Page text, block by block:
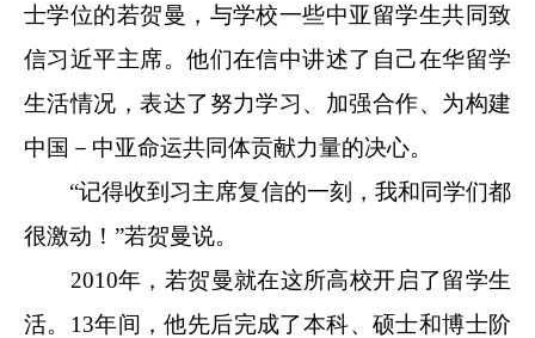
士学位的若贺曼，与学校一些中亚留学生共同致
信习近平主席。他们在信中讲述了自己在华留学
生活情况，表达了努力学习、加强合作、为构建
中国－中亚命运共同体贡献力量的决心。
“记得收到习主席复信的一刻，我和同学们都
很激动！”若贺曼说。
2010年，若贺曼就在这所高校开启了留学生
活。13年间，他先后完成了本科、硕士和博士阶